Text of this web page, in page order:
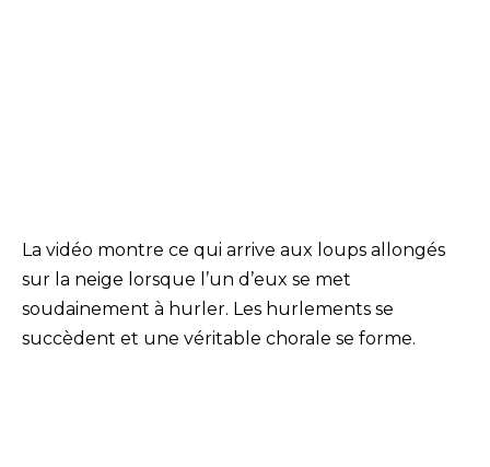
La vidéo montre ce qui arrive aux loups allongés
sur la neige lorsque l’un d’eux se met
soudainement à hurler. Les hurlements se
succèdent et une véritable chorale se forme.